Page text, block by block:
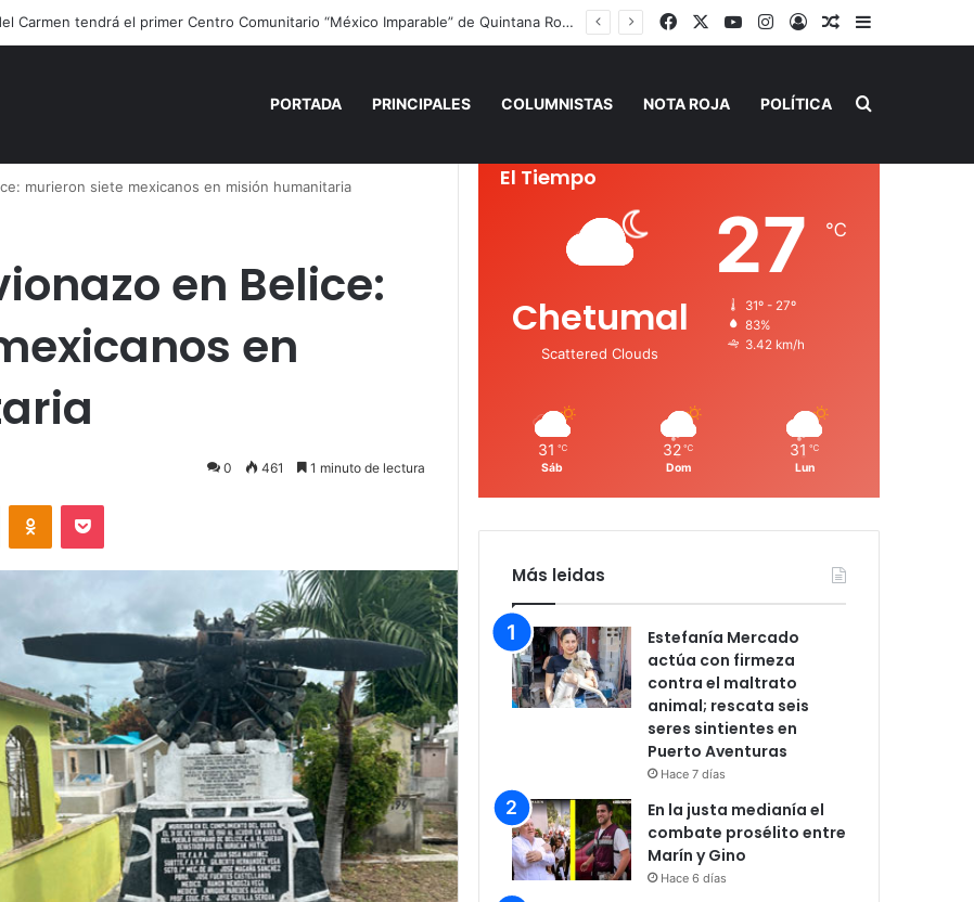
para recordar: niñas y niños cierran con alegría el curso “Aventuras de Verano” FacebookYouTubeInstagram
AccesoPublicación al
Barra lateral
PORTADA PRINCIPALES COLUMNISTAS NOTA ROJA POLÍTICA Buscar por
murieron siete mexicanos en misión humanitaria
en Belice:
en
0 461 1 minuto de lectura
VKontakteOdnoklassniki
Pocket
El Tiempo
Chetumal
Scattered Clouds
27 ℃
31º - 27º
83%
3.42 km/h
31 ℃
Sáb
32 ℃
Dom
31 ℃
Lun
Más leidas
Estefanía Mercado
actúa con firmeza
contra el maltrato
animal; rescata seis
seres sintientes en
Puerto Aventuras
Hace 7 días
En la justa medianía el
combate prosélito entre
Marín y Gino
Hace 6 días